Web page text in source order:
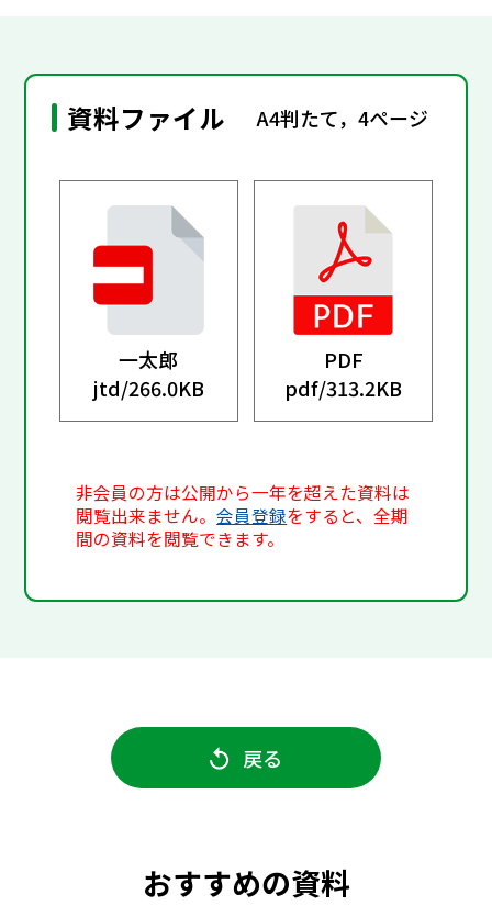
資料ファイル A4判たて，4ページ
一太郎
jtd/266.0KB
PDF
pdf/313.2KB
非会員の方は公開から一年を超えた資料は
閲覧出来ません。会員登録をすると、全期
間の資料を閲覧できます。
戻る
おすすめの資料